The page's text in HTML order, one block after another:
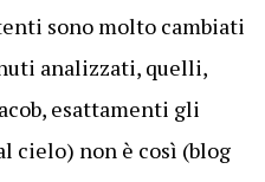
sono molto cambiati
analizzati, quelli,
esattamenti gli
cielo) non è così (blog